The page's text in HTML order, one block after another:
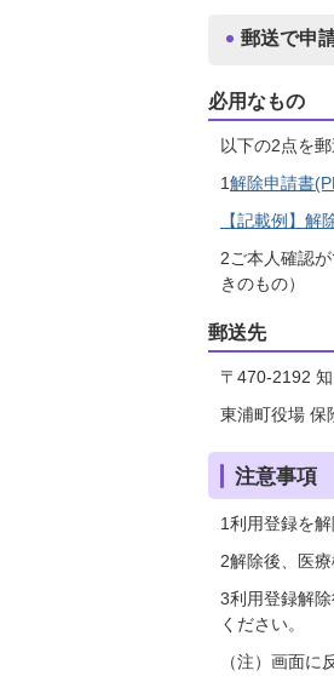
郵送で申
必用なもの
以下の2点を郵
1解除申請書
【記載例】解
2ご本人確認
きのもの）
郵送先
〒470-2192
東浦町役場 保
注意事項
1利用登録を
2解除後、医
3利用登録解
ください。
（注）画面に